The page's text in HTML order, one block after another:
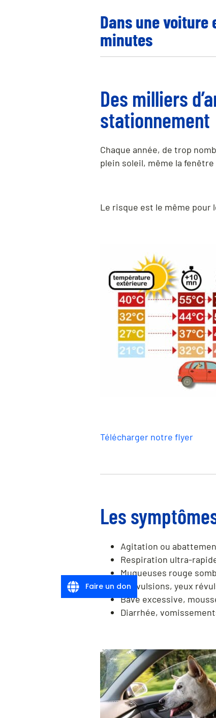
Dans une
minutes
Des milliers
stationnement
Chaque année, de trop
plein soleil, même la
Le risque est le même pour
Télécharger notre flyer
Les
Agitation ou
Respiration ultra-
Muqueuses rouge
Convulsions, yeux
Bave excessive,
Diarrhée,
Faire un don